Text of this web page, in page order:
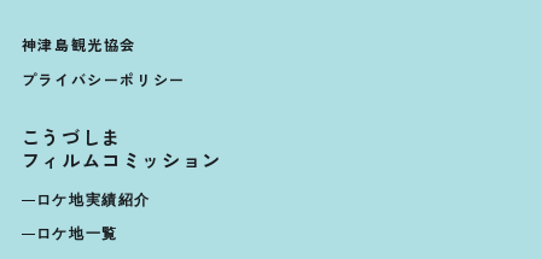
神津島観光協会
プライバシーポリシー
こうづしま
フィルムコミッション
ロケ地実績紹介
ロケ地一覧